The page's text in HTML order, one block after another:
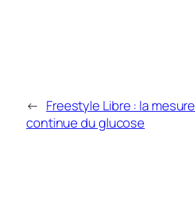
← Freestyle Libre : la mesure
continue du glucose